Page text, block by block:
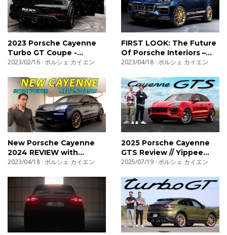
ベントレー ベンテイガは、4.0LツインターボV8を搭載
し、550馬力、770Nmを発揮。8速ATで4輪を駆動し、車
重は2,416kg。価格は約4,200万円と今回の中で最も高
額。
果たして、最強スペックを誇るポルシェが圧勝するの
か？それともアウディがウルスに勝つ番狂わせがあるの
か？結果は…レースで確かめましょう！
いない場合がありますが、ご了承ください。
Carwowドラッグレースの順位表 -
https://www.carwow.co.uk/blog/carwow-quarter-mile-
400-metre-1320-ft-time-drag-race-leaderboard
Carwow公式グッズ（英語版） -
2023 Porsche Cayenne
Turbo GT Coupe -
Sound, Interior and
2023/02/16 ポルシェ カイエン
FIRST LOOK: The Future
Of Porsche Interiors –
New Porsche Cayenne |
2023/04/18 ポルシェ カイエン
New Porsche Cayenne
2024 REVIEW with
design and tech
2023/04/18 ポルシェ カイエン
2025 Porsche Cayenne
GTS Review // Yippee
Cayenne Motherfu…
2025/07/19 ポルシェ カイエン